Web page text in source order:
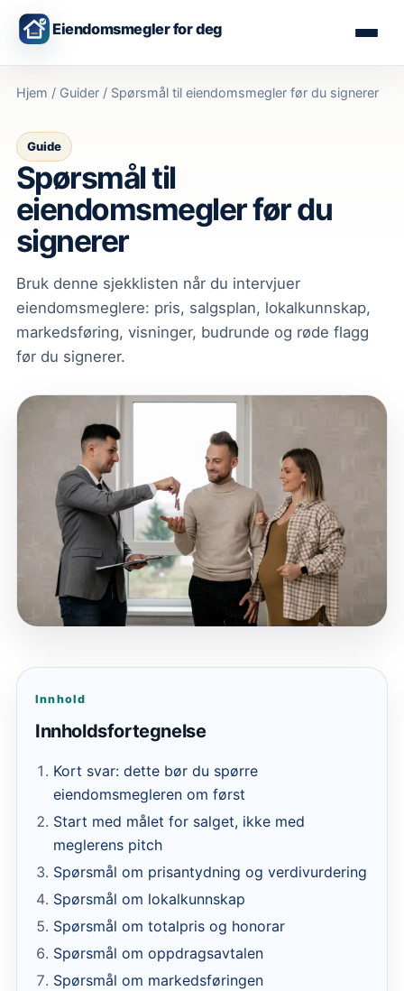
Eiendomsmegler for deg
Hjem / Guider / Spørsmål til eiendomsmegler før du signerer
Guide
Spørsmål til
eiendomsmegler før du
signerer
Bruk denne sjekklisten når du intervjuer
eiendomsmeglere: pris, salgsplan, lokalkunnskap,
markedsføring, visninger, budrunde og røde flagg
før du signerer.
Innhold
Innholdsfortegnelse
Kort svar: dette bør du spørre
eiendomsmegleren om først
Start med målet for salget, ikke med
meglerens pitch
Spørsmål om prisantydning og verdivurdering
Spørsmål om lokalkunnskap
Spørsmål om totalpris og honorar
Spørsmål om oppdragsavtalen
Spørsmål om markedsføringen